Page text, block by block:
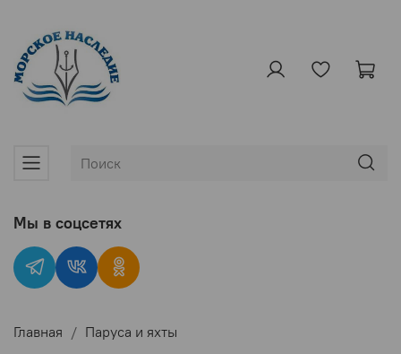
Главная Паруса и яхты
Мы в соцсетях